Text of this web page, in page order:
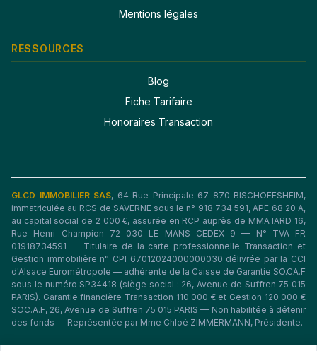
Mentions légales
RESSOURCES
Blog
Fiche Tarifaire
Honoraires Transaction
GLCD IMMOBILIER SAS, 64 Rue Principale 67 870 BISCHOFFSHEIM,
immatriculée au RCS de SAVERNE sous le n° 918 734 591, APE 68 20 A,
au capital social de 2 000 €, assurée en RCP auprès de MMA IARD 16,
Rue Henri Champion 72 030 LE MANS CEDEX 9 — N° TVA FR
01918734591 — Titulaire de la carte professionnelle Transaction et
Gestion immobilière n° CPI 67012024000000030 délivrée par la CCI
d'Alsace Eurométropole — adhérente de la Caisse de Garantie SO.CA.F
sous le numéro SP34418 (siège social : 26, Avenue de Suffren 75 015
PARIS). Garantie financière Transaction 110 000 € et Gestion 120 000 €
SOC.A.F, 26, Avenue de Suffren 75 015 PARIS — Non habilitée à détenir
des fonds — Représentée par Mme Chloé ZIMMERMANN, Présidente.